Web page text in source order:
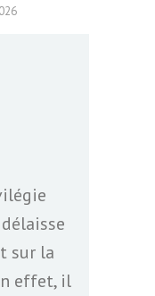
sur la
effet, il